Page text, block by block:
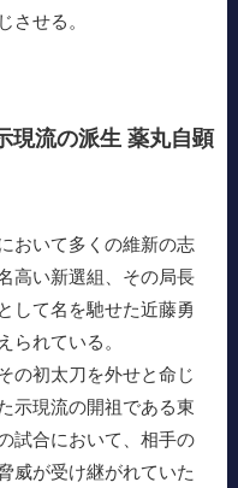
させる。
現流の派生 薬丸自顕
おいて多くの維新の志
高い新選組、その局長
して名を馳せた近藤勇
られている。
の初太刀を外せと命じ
示現流の開祖である東
試合において、相手の
威が受け継がれていた